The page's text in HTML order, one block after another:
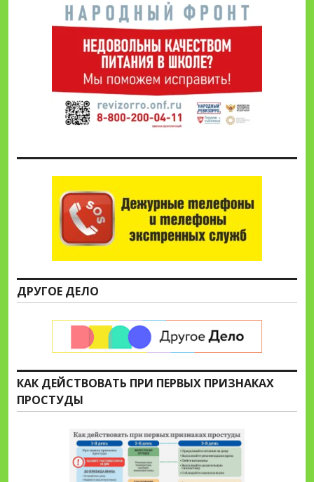
ДРУГОЕ ДЕЛО
КАК ДЕЙСТВОВАТЬ ПРИ ПЕРВЫХ ПРИЗНАКАХ
ПРОСТУДЫ